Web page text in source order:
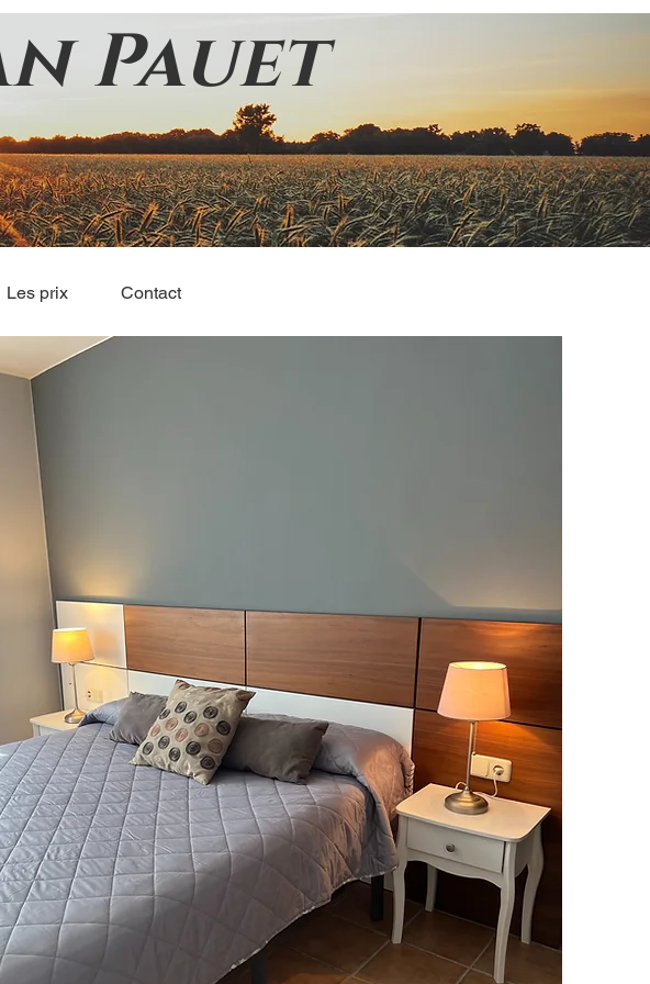
Pauet
Les prix Contact